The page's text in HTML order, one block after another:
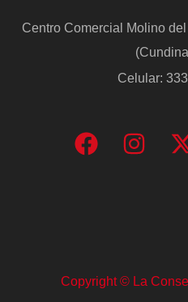
Centro Comercial Molino
Celular:
Copyright © La